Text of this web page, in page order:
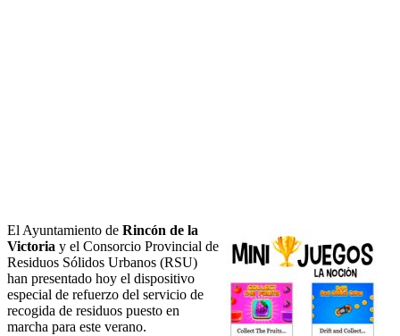
El Ayuntamiento de Rincón de la
Victoria y el Consorcio Provincial de
Residuos Sólidos Urbanos (RSU)
han presentado hoy el dispositivo
especial de refuerzo del servicio de
recogida de residuos puesto en
marcha para este verano.